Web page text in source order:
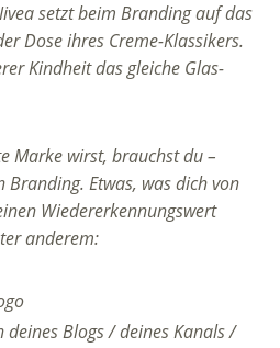
setzt beim Branding auf das
Dose ihres Creme-Klassikers.
Kindheit das gleiche Glas-
Marke wirst, brauchst du –
Branding. Etwas, was dich von
Wiedererkennungswert
anderem:
deines Blogs / deines Kanals /